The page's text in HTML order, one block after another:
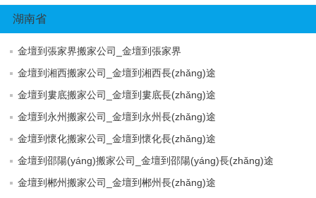
湖南省
金壇到張家界搬家公司_金壇到張家界
金壇到湘西搬家公司_金壇到湘西長(zhǎng)途
金壇到婁底搬家公司_金壇到婁底長(zhǎng)途
金壇到永州搬家公司_金壇到永州長(zhǎng)途
金壇到懷化搬家公司_金壇到懷化長(zhǎng)途
金壇到邵陽(yáng)搬家公司_金壇到邵陽(yáng)長(zhǎng)途
金壇到郴州搬家公司_金壇到郴州長(zhǎng)途